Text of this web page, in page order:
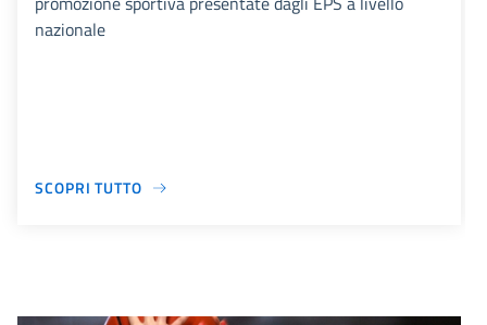
nazionale
SCOPRI TUTTO